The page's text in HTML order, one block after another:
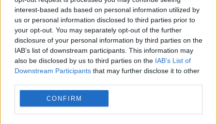
interest-based ads based on personal information utilized by
us or personal information disclosed to third parties prior to
your opt-out. You may separately opt-out of the further
disclosure of your personal information by third parties on the
IAB’s list of downstream participants. This information may
also be disclosed by us to third parties on the IAB’s List of
Downstream Participants that may further disclose it to other
CONFIRM
Cea mai sexy profesoară de
matematică din lume, este din Belarus
13 OCTOMBRIE 2016
Frumoasa blondă a căpătat notorietate
virtuală și titlul de „cea mai sexy profesoară
de matematică din lume” după ce unul
dintre elevii săi a distribuit un clip cu ea în...